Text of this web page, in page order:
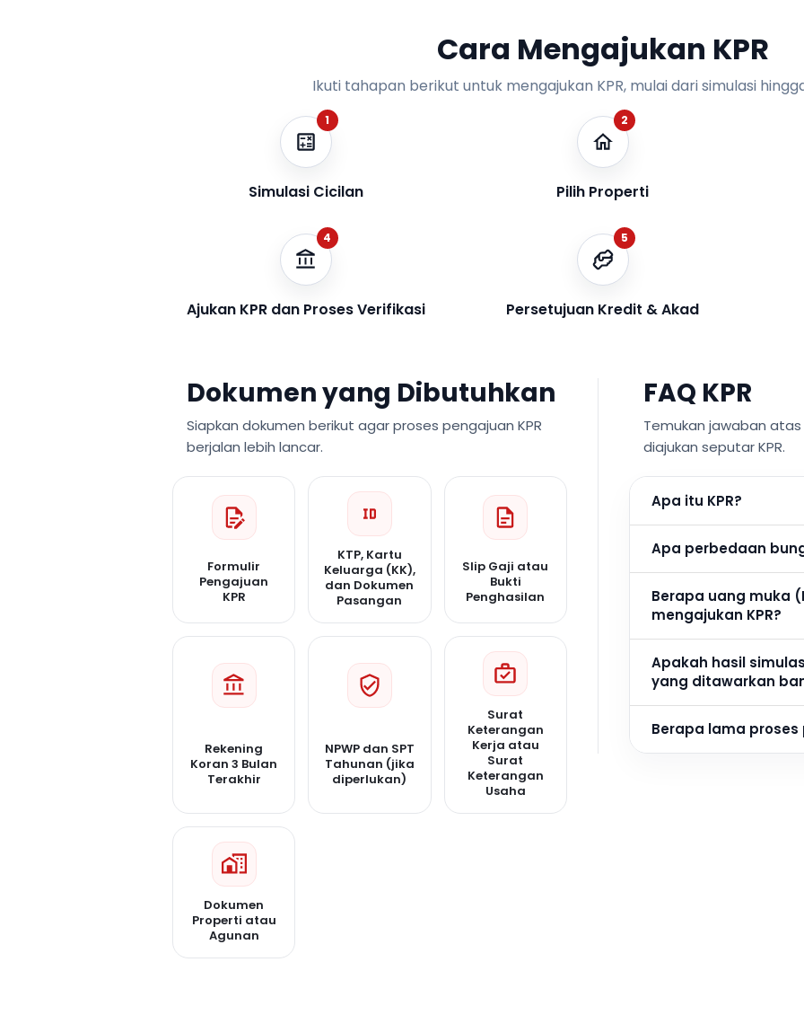
Cara Mengajukan KPR
Ikuti tahapan berikut untuk mengajukan KPR, mulai dari simulasi
1
Simulasi Cicilan
2
Pilih Properti
4
Ajukan KPR dan Proses Verifikasi
5
Persetujuan Kredit & Akad
Dokumen yang Dibutuhkan
Siapkan dokumen berikut agar proses pengajuan KPR
berjalan lebih lancar.
Formulir
Pengajuan
KPR
KTP, Kartu
Keluarga (KK),
dan Dokumen
Pasangan
Slip Gaji atau
Bukti
Penghasilan
Rekening
Koran 3 Bulan
Terakhir
NPWP dan SPT
Tahunan (jika
diperlukan)
Surat
Keterangan
Kerja atau
Surat
Keterangan
Usaha
Dokumen
Properti atau
Agunan
FAQ KPR
Temukan jawaban
diajukan seputar KPR.
Apa itu KPR?
Apa perbedaan
Berapa uang muka
mengajukan KPR?
Apakah hasil
yang ditawarkan
Berapa lama proses